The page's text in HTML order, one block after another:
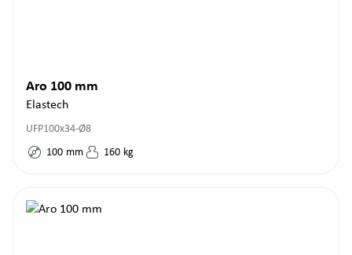
Aro 100 mm
Elastech
UFP100x34-Ø8
100 mm 160 kg